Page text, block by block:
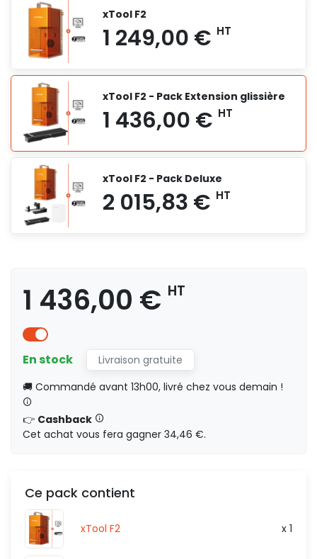
xTool F2
1 249,00 €
xTool F2 - Pack Extension glissière
1 436,00 €HT
xTool F2 - Pack Deluxe
2 015,83 €
1 436,00 € HT
En stock
Livraison gratuite
🚚 Commandé avant 13h00, livré chez vous demain !
👉 Cashback
Cet achat vous fera gagner 34,46 €.
Ce pack contient
xTool F2 x 1